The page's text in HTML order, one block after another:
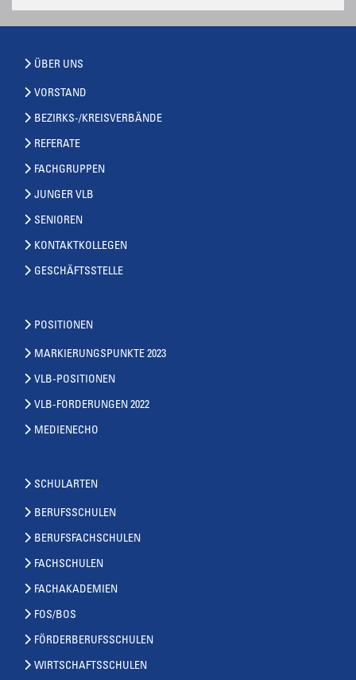
ÜBER UNS
VORSTAND
BEZIRKS-/KREISVERBÄNDE
REFERATE
FACHGRUPPEN
JUNGER VLB
SENIOREN
KONTAKTKOLLEGEN
GESCHÄFTSSTELLE
POSITIONEN
MARKIERUNGSPUNKTE 2023
VLB-POSITIONEN
VLB-FORDERUNGEN 2022
MEDIENECHO
SCHULARTEN
BERUFSSCHULEN
BERUFSFACHSCHULEN
FACHSCHULEN
FACHAKADEMIEN
FOS/BOS
FÖRDERBERUFSSCHULEN
WIRTSCHAFTSSCHULEN